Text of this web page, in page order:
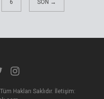
6 SON →
Hakları Saklıdır. İletişim: